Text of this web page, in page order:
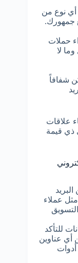
أي نوع من
جمهورك.
حملات
وما لا
شفافاً
علاقات
ذي قيمة
عملاء
للتأكد
أي عناوين